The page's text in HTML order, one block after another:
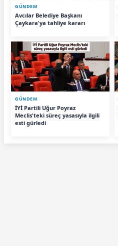
GÜNDEM
Avcılar Belediye Başkanı
Çaykara'ya tahliye kararı
GÜNDEM
İYİ Partili Uğur Poyraz
Meclis'teki süreç yasasıyla ilgili
esti gürledi